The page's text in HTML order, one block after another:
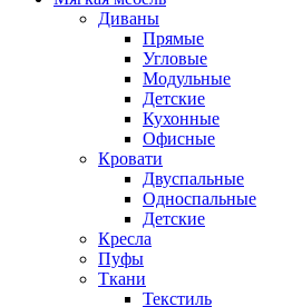
Диваны
Прямые
Угловые
Модульные
Детские
Кухонные
Офисные
Кровати
Двуспальные
Односпальные
Детские
Кресла
Пуфы
Ткани
Текстиль